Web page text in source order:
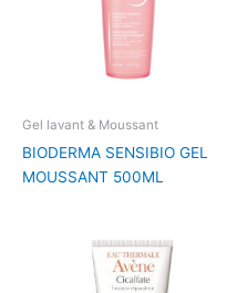
Gel lavant & Moussant
BIODERMA SENSIBIO GEL
MOUSSANT 500ML